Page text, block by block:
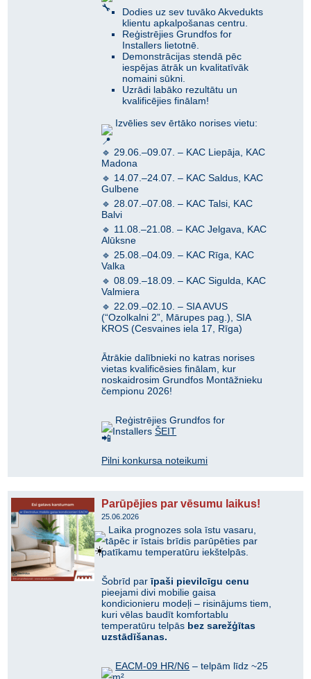
Dodies uz sev tuvāko Akvedukts
klientu apkalpošanas centru.
Reģistrējies Grundfos for
Installers lietotnē.
Demonstrācijas stendā pēc
iespējas ātrāk un kvalitatīvāk
nomaini sūkni.
Uzrādi labāko rezultātu un
kvalificējies finālam!
Izvēlies sev ērtāko norises vietu:
🔹 29.06.–09.07. – KAC Liepāja, KAC
Madona
🔹 14.07.–24.07. – KAC Saldus, KAC
Gulbene
🔹 28.07.–07.08. – KAC Talsi, KAC
Balvi
🔹 11.08.–21.08. – KAC Jelgava, KAC
Alūksne
🔹 25.08.–04.09. – KAC Rīga, KAC
Valka
🔹 08.09.–18.09. – KAC Sigulda, KAC
Valmiera
🔹 22.09.–02.10. – SIA AVUS
(“Ozolkalni 2”, Mārupes pag.), SIA
KROS (Cesvaines iela 17, Rīga)
Ātrākie dalībnieki no katras norises
vietas kvalificēsies finālam, kur
noskaidrosim Grundfos Montāžnieku
čempionu 2026!
Reģistrējies Grundfos for
InstallersŠEIT
Pilni konkursa noteikumi
Parūpējies par vēsumu laikus!
25.06.2026
Laika prognozes sola īstu vasaru,
tāpēc ir īstais brīdis parūpēties par
patīkamu temperatūru iekštelpās.
Šobrīd parīpaši pievilcīgu cenu
pieejami divi mobilie gaisa
kondicionieru modeļi – risinājums tiem,
kuri vēlas baudīt komfortablu
temperatūru telpās bez sarežģītas
uzstādīšanas.
EACM-09 HR/N6 – telpām līdz ~25